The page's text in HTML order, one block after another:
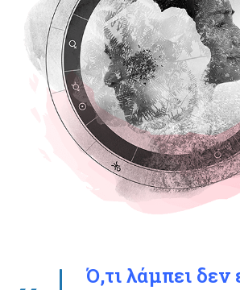
Ό,τι λάμπει δεν